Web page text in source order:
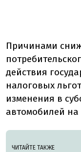
Причинами
действия
налоговых
изменения в
автомобилей
ЧИТАЙТЕ ТАКЖЕ